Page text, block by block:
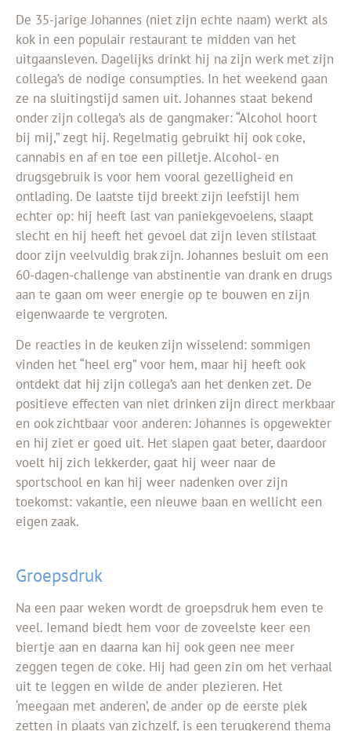
De 35-jarige Johannes (niet zijn echte naam) werkt als
kok in een populair restaurant te midden van het
uitgaansleven. Dagelijks drinkt hij na zijn werk met zijn
collega’s de nodige consumpties. In het weekend gaan
ze na sluitingstijd samen uit. Johannes staat bekend
onder zijn collega’s als de gangmaker: “Alcohol hoort
bij mij,” zegt hij. Regelmatig gebruikt hij ook coke,
cannabis en af en toe een pilletje. Alcohol- en
drugsgebruik is voor hem vooral gezelligheid en
ontlading. De laatste tijd breekt zijn leefstijl hem
echter op: hij heeft last van paniekgevoelens, slaapt
slecht en hij heeft het gevoel dat zijn leven stilstaat
door zijn veelvuldig brak zijn. Johannes besluit om een
60-dagen-challenge van abstinentie van drank en drugs
aan te gaan om weer energie op te bouwen en zijn
eigenwaarde te vergroten.
De reacties in de keuken zijn wisselend: sommigen
vinden het “heel erg” voor hem, maar hij heeft ook
ontdekt dat hij zijn collega’s aan het denken zet. De
positieve effecten van niet drinken zijn direct merkbaar
en ook zichtbaar voor anderen: Johannes is opgewekter
en hij ziet er goed uit. Het slapen gaat beter, daardoor
voelt hij zich lekkerder, gaat hij weer naar de
sportschool en kan hij weer nadenken over zijn
toekomst: vakantie, een nieuwe baan en wellicht een
eigen zaak.
Groepsdruk
Na een paar weken wordt de groepsdruk hem even te
veel. Iemand biedt hem voor de zoveelste keer een
biertje aan en daarna kan hij ook geen nee meer
zeggen tegen de coke. Hij had geen zin om het verhaal
uit te leggen en wilde de ander plezieren. Het
‘meegaan met anderen’, de ander op de eerste plek
zetten in plaats van zichzelf, is een terugkerend thema